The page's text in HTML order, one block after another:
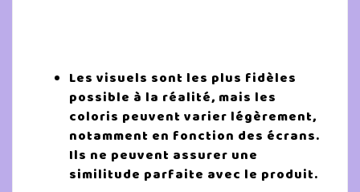
Les visuels sont les plus fidèles
possible à la réalité, mais les
coloris peuvent varier légèrement,
notamment en fonction des écrans.
Ils ne peuvent assurer une
similitude parfaite avec le produit.